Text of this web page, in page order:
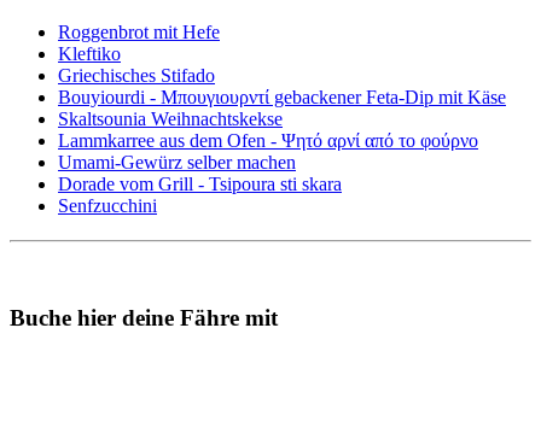
Roggenbrot mit Hefe
Kleftiko
Griechisches Stifado
Bouyiourdi - Μπουγιουρντί gebackener Feta-Dip mit Käse
Skaltsounia Weihnachtskekse
Lammkarree aus dem Ofen - Ψητό αρνί από το φούρνο
Umami-Gewürz selber machen
Dorade vom Grill - Tsipoura sti skara
Senfzucchini
Buche hier deine Fähre mit